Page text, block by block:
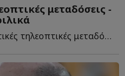
μεταδόσεις -
Στις σημερινές αθλητικές τηλεοπτικές μεταδόσεις ξεχωρίζουν τ...